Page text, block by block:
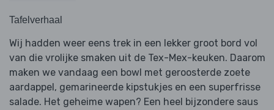
Tafelverhaal
Wij hadden weer eens trek in een lekker groot bord vol
van die vrolijke smaken uit de Tex-Mex-keuken. Daarom
maken we vandaag een bowl met geroosterde zoete
aardappel, gemarineerde kipstukjes en een superfrisse
salade. Het geheime wapen? Een heel bijzondere saus